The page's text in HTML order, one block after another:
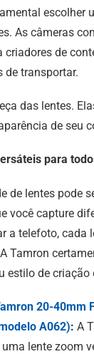
escolher
As câmeras
criadores de
de transportar.
das lentes.
de seu
para
de lentes pode
você capture
a telefoto, cada
Tamron
estilo de criação
20-40mm
A062): A
uma lente zoom